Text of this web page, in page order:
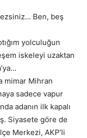
Ben, beş
yolculuğun
iskeleyi uzaktan
mimar Mihran
sadece vapur
adanın ilk kapalı
Siyasete göre de
Merkezi, AKP’li